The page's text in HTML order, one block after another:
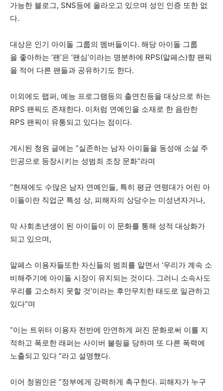
가능한 블로그, SNS등에 올라오고 있으며 성인 인증 또한 없
다.
대상은 인기 아이돌 그룹의 멤버들이다. 해당 아이돌 그룹
을 좋아하는 ‘팬’은 ‘팬심’이라는 명분하에 RPS(알페스)향 팬픽
을 적어 다른 팬들과 공유하기도 한다.
이외에도 랩퍼, 예능 프로그램등의 출연진등을 대상으로 하는
RPS 팬픽도 존재한다. 이처럼 연예인을 소재로 한 음란한
RPS 팬픽이 유통되고 있다는 점이다.
게시된 청원 글에는 “실존하는 남자 아이돌을 동성애 소설 주
인공으로 등장시키는 성범죄 조장 문화”라며
“현재에도 수많은 남자 연예인들, 특히 평균 연령대가 어린 아
이돌이란 직업군 특성 상, 피해자의 상당수는 미성년자거나,
막 사회초년생이 된 아이들이 이 문화를 통해 성적 대상화가
되고 있으며,
알페스 이용자들또한 자신들의 범죄를 알면서 ‘우리가 계속 소
비해주기에 아이돌 시장이 유지되는 것이다. 그러니 소속사도
우리를 고소하지 못할 것’이라는 후안무치한 태도로 일관하고
있다”며
“이는 트위터 이용자 전반에 만연하게 퍼진 문화로써 이를 지
적하고 폭로한 래퍼는 사이버 불링을 당하며 또 다른 폭력에
노출되고 있다 “라고 설명했다.
이어 청원인은 “정부에게 강력하게 촉구한다. 피해자가 누구